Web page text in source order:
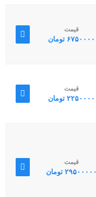
قیمت
۶۷۵۰۰۰۰ تومان
قیمت
۲۲۵۰۰۰۰ تومان
قیمت
۲۹۵۰۰۰۰۰ تومان